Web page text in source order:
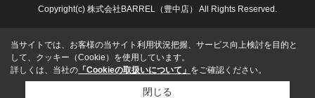
Copyright(c) 株式会社BARREL（豊中店） All Rights Reserved.
当サイトでは、お客様の当サイト利用状況把握、サービス向上検討を目的と
して、クッキー（Cookie）を使用しています。
詳しくは、当社の 「Cookieの取扱いについて」 をご確認ください。
閉じる